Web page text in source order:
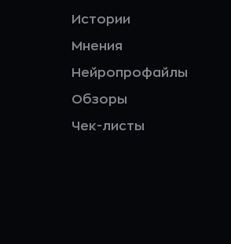
Истории
Мнения
Нейропрофайлы
Обзоры
Чек-листы